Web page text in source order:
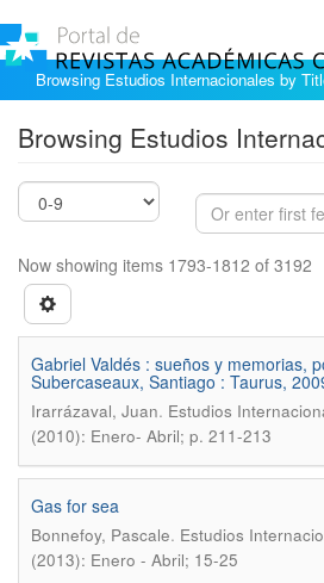
Browsing Estudios Internacionales by
Browsing Estudios
Now showing items 1793-1812 of 3192
Gabriel Valdés : sueños y memorias,
Subercaseaux, Santiago : Taurus,
Irarrázaval, Juan. Estudios
(2010): Enero- Abril; p. 211-213
Gas for sea
Bonnefoy, Pascale. Estudios
(2013): Enero - Abril; 15-25